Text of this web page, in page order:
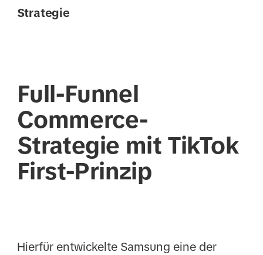
Strategie
Full-Funnel
Commerce-
Strategie mit TikTok
First-Prinzip
Hierfür entwickelte Samsung eine der